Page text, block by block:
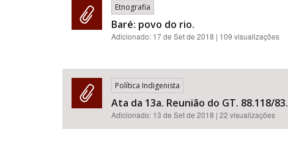
Etnografia
Baré: povo do rio.
Adicionado: 17 de Set de 2018 | 109 visualizações
Política Indigenista
Ata da 13a. Reunião do GT. 88.118/83.
Adicionado: 13 de Set de 2018 | 22 visualizações